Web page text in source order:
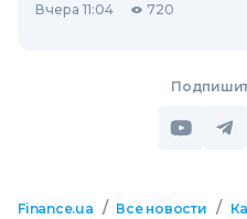
Вчера 11:04 720
Finance.ua / Все новости /